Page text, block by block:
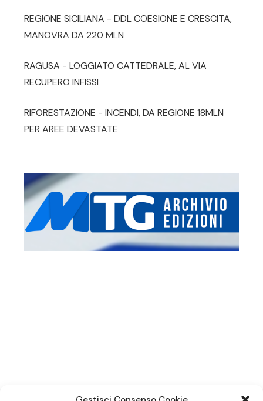
REGIONE SICILIANA - DDL COESIONE E CRESCITA,
MANOVRA DA 220 MLN
RAGUSA - LOGGIATO CATTEDRALE, AL VIA
RECUPERO INFISSI
RIFORESTAZIONE - INCENDI, DA REGIONE 18MLN
PER AREE DEVASTATE